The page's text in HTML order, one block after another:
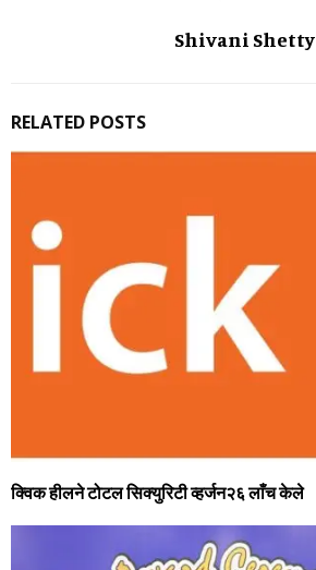
Shivani Shetty
RELATED POSTS
क्विक हीलने टोटल सिक्‍युरिटी व्‍हर्जन२६ लाँच केले